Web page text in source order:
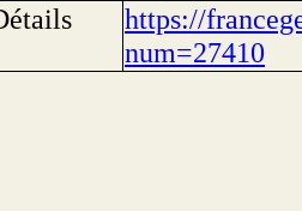
https://
num=27410